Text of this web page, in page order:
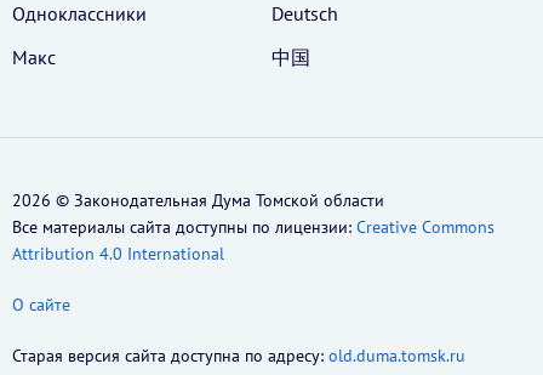
Одноклассники
Макс
Deutsch
中国
2026 © Законодательная Дума Томской области
Все материалы сайта доступны по лицензии: Creative Commons
Attribution 4.0 International
О сайте
Старая версия сайта доступна по адресу: old.duma.tomsk.ru